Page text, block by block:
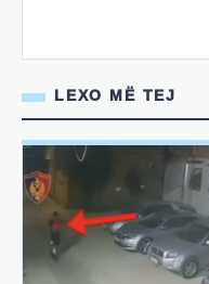
LEXO MË TEJ